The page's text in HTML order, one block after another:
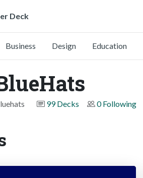
Deck
Business Design Education
99 Decks 0 Following